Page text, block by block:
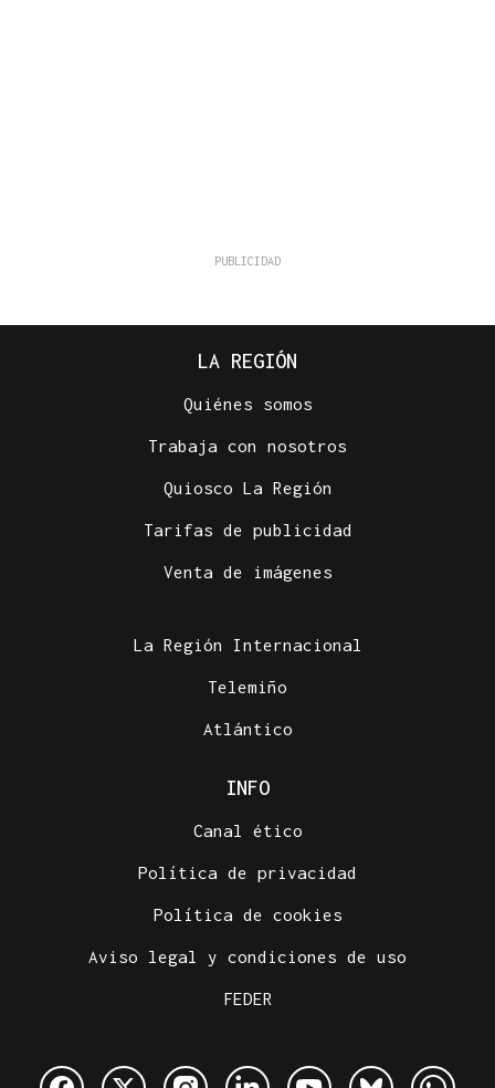
LA REGIÓN
Quiénes somos
Trabaja con nosotros
Quiosco La Región
Tarifas de publicidad
Venta de imágenes
La Región Internacional
Telemiño
Atlántico
INFO
Canal ético
Política de privacidad
Política de cookies
Aviso legal y condiciones de uso
FEDER